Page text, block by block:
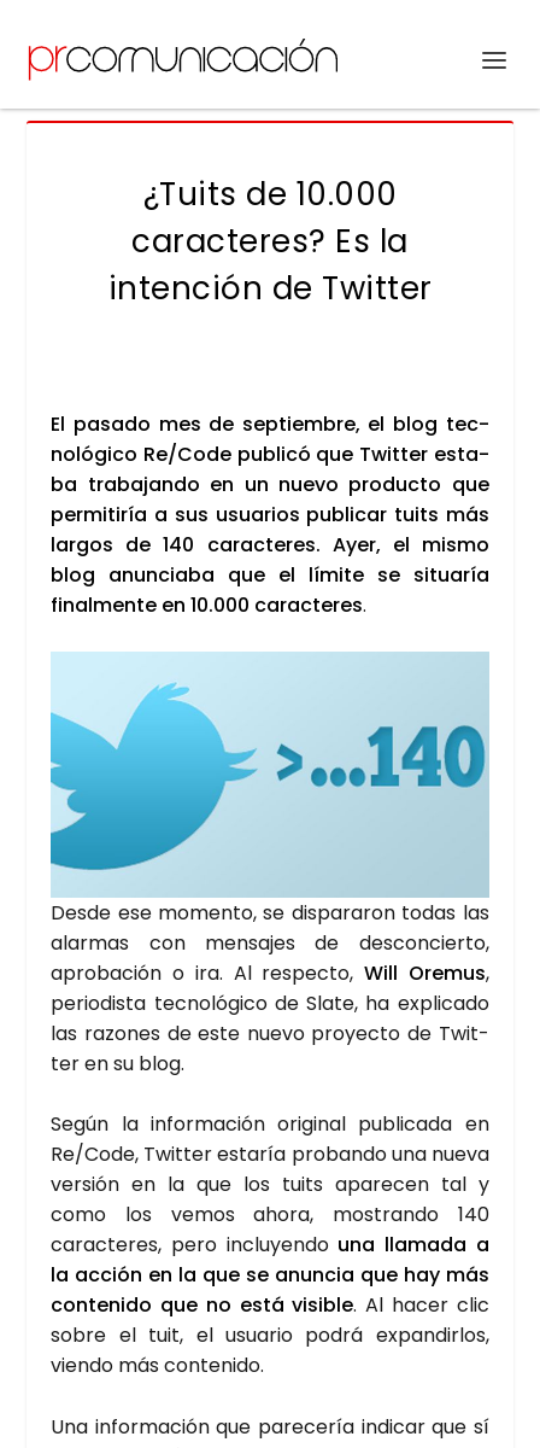
¿Tuits de 10.000
caracteres? Es la
intención de Twitter
El pasa­do mes de sep­tiem­bre, el blog tec­
no­ló­gi­co Re/Code publi­có que Twit­ter esta­
ba tra­ba­jan­do en un nue­vo pro­duc­to que
per­mi­ti­ría a sus usua­rios publi­car tuits más
lar­gos de 140 carac­te­res. Ayer, el mis­mo
blog anun­cia­ba que el lími­te se situa­ría
final­men­te en 10.000 carac­te­res.
Des­de ese momen­to, se dis­pa­ra­ron todas las
alar­mas con men­sa­jes de des­con­cier­to,
apro­ba­ción o ira. Al res­pec­to, Will Ore­mus,
perio­dis­ta tec­no­ló­gi­co de Sla­te, ha expli­ca­do
las razo­nes de este nue­vo pro­yec­to de Twit­
ter en su blog.
Según la infor­ma­ción ori­gi­nal publi­ca­da en
Re/Code, Twit­ter esta­ría pro­ban­do una nue­va
ver­sión en la que los tuits apa­re­cen tal y
como los vemos aho­ra, mos­tran­do 140
carac­te­res, pero inclu­yen­do una lla­ma­da a
la acción en la que se anun­cia que hay más
con­te­ni­do que no está visi­ble. Al hacer clic
sobre el tuit, el usua­rio podrá expan­dir­los,
vien­do más con­te­ni­do.
Una infor­ma­ción que pare­ce­ría indi­car que sí